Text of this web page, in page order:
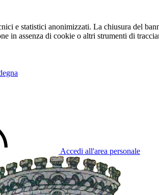
e statistici anonimizzati. La chiusura del
in assenza di cookie o altri strumenti di
Accedi all'area personale